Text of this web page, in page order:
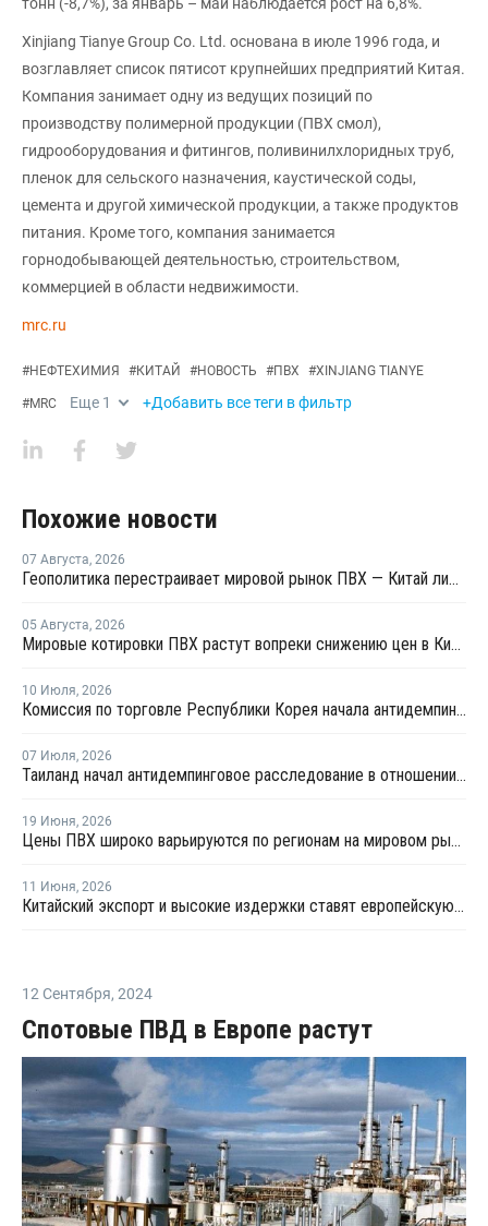
Xinjiang Tianye Group Co. Ltd. основана в июле 1996 года, и
возглавляет список пятисот крупнейших предприятий Китая.
Компания занимает одну из ведущих позиций по
производству полимерной продукции (ПВХ смол),
гидрооборудования и фитингов, поливинилхлоридных труб,
пленок для сельского назначения, каустической соды,
цемента и другой химической продукции, а также продуктов
питания. Кроме того, компания занимается
горнодобывающей деятельностью, строительством,
коммерцией в области недвижимости.
mrc.ru
#НЕФТЕХИМИЯ #КИТАЙ #НОВОСТЬ #ПВХ #XINJIANG TIANYE
#MRC Еще 1 +Добавить все теги в фильтр
Похожие новости
07 Августа, 2026
Геополитика перестраивает мировой рынок ПВХ — Китай лидирует в экспорте
05 Августа, 2026
Мировые котировки ПВХ растут вопреки снижению цен в Китае
10 Июля, 2026
Комиссия по торговле Республики Корея начала антидемпинговое расследование в отношении китайского ПВХ-С
07 Июля, 2026
Таиланд начал антидемпинговое расследование в отношении ПВХ из Китая и Тайваня
19 Июня, 2026
Цены ПВХ широко варьируются по регионам на мировом рынке
11 Июня, 2026
Китайский экспорт и высокие издержки ставят европейскую индустрию ПВХ на грань выживания
12 Сентября, 2024
Спотовые ПВД в Европе растут